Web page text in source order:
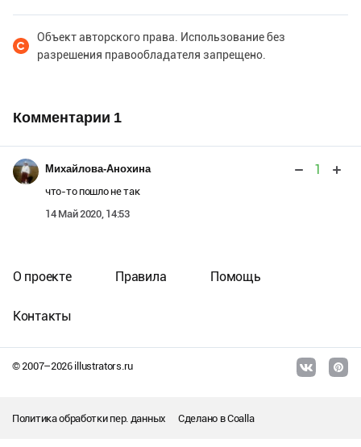
Объект авторского права. Использование без
разрешения правообладателя запрещено.
Комментарии 1
Михайлова-Анохина 1
что-то пошло не так
14 Май 2020, 14:53
© 2007–2026illustrators.ru
О проекте Правила Помощь
Контакты
Политика обработки пер. данных Сделано вCoalla